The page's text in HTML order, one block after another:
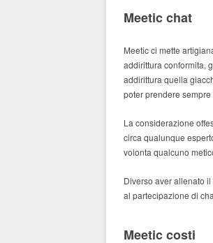
Meetic chat
Meetic ci mette
addirittura conformita,
addirittura quella
poter prendere
La considerazione
circa qualunque
volonta qualcuno
Diverso aver allenato
al partecipazione di
Meetic costi